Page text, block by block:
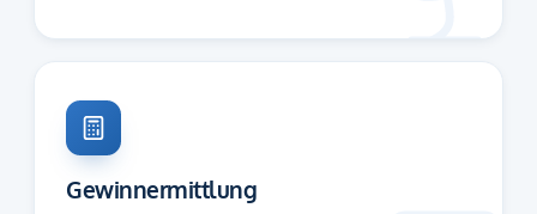
Gewinnermittlung